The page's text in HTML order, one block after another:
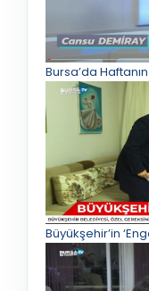
Bursa’da
Büyükşehir’in